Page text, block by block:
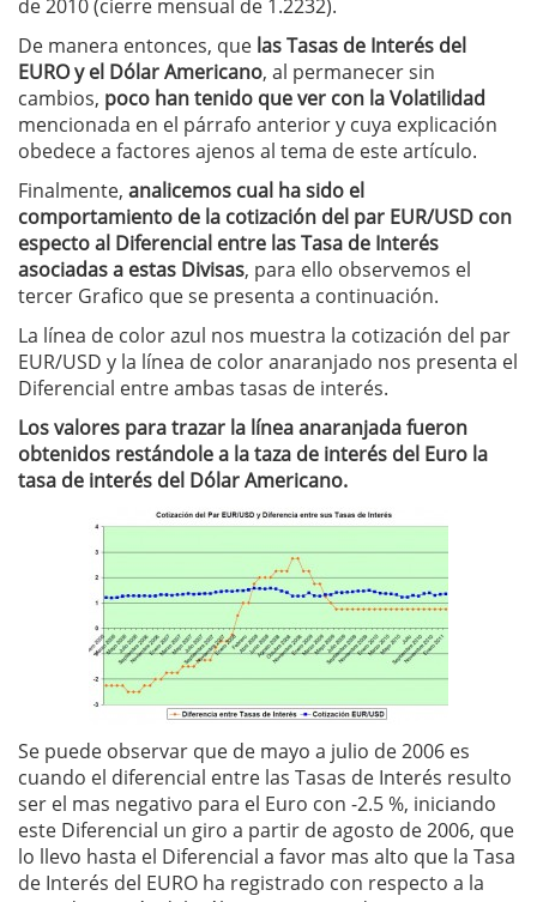
de 2010 (cierre mensual de 1.2232).
De manera entonces, que las Tasas de Interés del
EURO y el Dólar Americano, al permanecer sin
cambios, poco han tenido que ver con la Volatilidad
mencionada en el párrafo anterior y cuya explicación
obedece a factores ajenos al tema de este artículo.
Finalmente, analicemos cual ha sido el
comportamiento de la cotización del par EUR/USD con
especto al Diferencial entre las Tasa de Interés
asociadas a estas Divisas, para ello observemos el
tercer Grafico que se presenta a continuación.
La línea de color azul nos muestra la cotización del par
EUR/USD y la línea de color anaranjado nos presenta el
Diferencial entre ambas tasas de interés.
Los valores para trazar la línea anaranjada fueron
obtenidos restándole a la taza de interés del Euro la
tasa de interés del Dólar Americano.
Se puede observar que de mayo a julio de 2006 es
cuando el diferencial entre las Tasas de Interés resulto
ser el mas negativo para el Euro con -2.5 %, iniciando
este Diferencial un giro a partir de agosto de 2006, que
lo llevo hasta el Diferencial a favor mas alto que la Tasa
de Interés del EURO ha registrado con respecto a la